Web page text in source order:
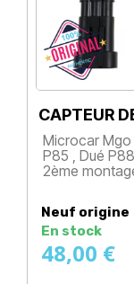
CAPTEUR
Microcar Mgo
P85 , Dué
2ème
Neuf origine
En stock
48,00 €